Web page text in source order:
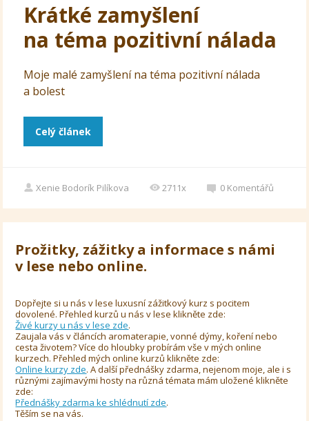
Krátké zamyšlení
na téma pozitivní nálada
Moje malé zamyšlení na téma pozitivní nálada
a bolest
Celý článek
Xenie Bodorík Pilíkova 2711x 0 Komentářů
Prožitky, zážitky a informace s námi
v lese nebo online.
Dopřejte si u nás v lese luxusní zážitkový kurz s pocitem
dovolené. Přehled kurzů u nás v lese klikněte zde:
Živé kurzy u nás v lese zde.
Zaujala vás v článcích aromaterapie, vonné dýmy, koření nebo
cesta životem? Více do hloubky probírám vše v mých online
kurzech. Přehled mých online kurzů klikněte zde:
Online kurzy zde. A další přednášky zdarma, nejenom moje, ale i s
různými zajímavými hosty na různá témata mám uložené klikněte
zde:
Přednášky zdarma ke shlédnutí zde.
Těším se na vás.